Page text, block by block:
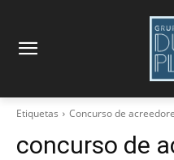
Etiquetas Concurso de
concurso de